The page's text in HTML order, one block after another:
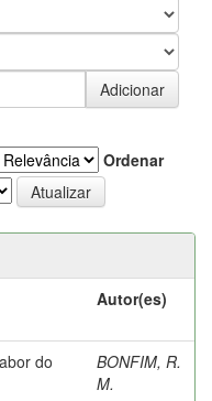
Ordenar
Autor(es)
do
BONFIM, R.
M.